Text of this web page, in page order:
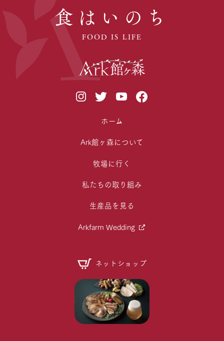
食はいのち
FOOD IS LIFE
ホーム
Ark館ヶ森について
牧場に行く
私たちの取り組み
生産品を見る
Arkfarm Wedding
ネットショップ